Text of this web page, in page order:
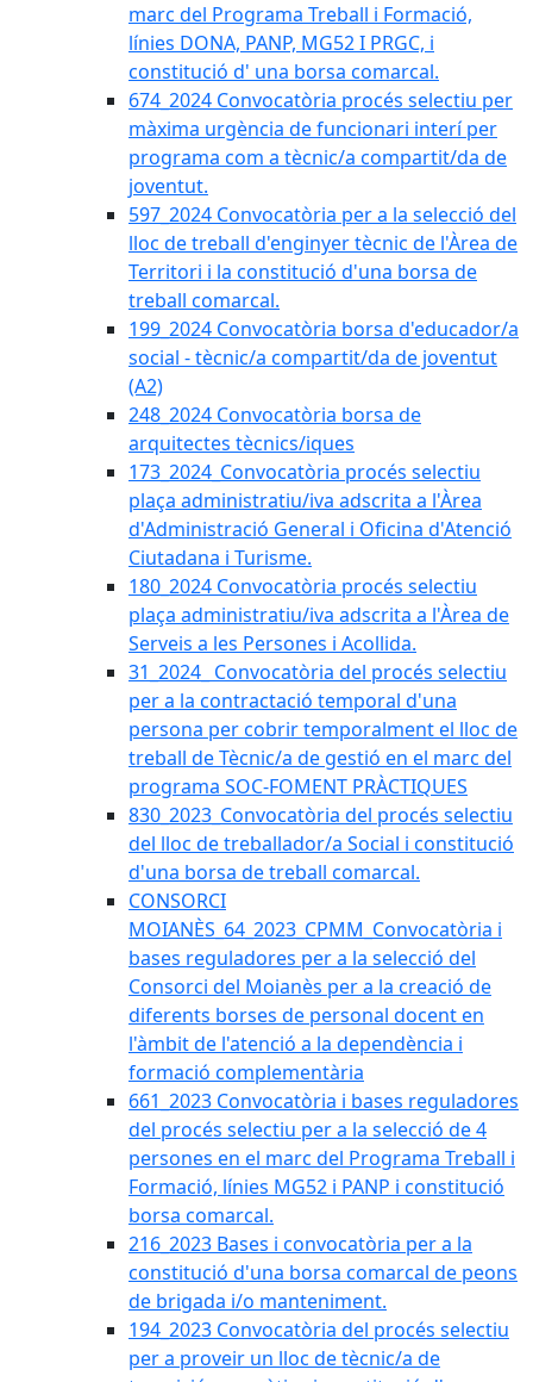
marc del Programa Treball i Formació,
línies DONA, PANP, MG52 I PRGC, i
constitució d' una borsa comarcal.
674_2024 Convocatòria procés selectiu per
màxima urgència de funcionari interí per
programa com a tècnic/a compartit/da de
joventut.
597_2024 Convocatòria per a la selecció del
lloc de treball d'enginyer tècnic de l'Àrea de
Territori i la constitució d'una borsa de
treball comarcal.
199_2024 Convocatòria borsa d'educador/a
social - tècnic/a compartit/da de joventut
(A2)
248_2024 Convocatòria borsa de
arquitectes tècnics/iques
173_2024_Convocatòria procés selectiu
plaça administratiu/iva adscrita a l'Àrea
d'Administració General i Oficina d'Atenció
Ciutadana i Turisme.
180_2024 Convocatòria procés selectiu
plaça administratiu/iva adscrita a l'Àrea de
Serveis a les Persones i Acollida.
31_2024_ Convocatòria del procés selectiu
per a la contractació temporal d'una
persona per cobrir temporalment el lloc de
treball de Tècnic/a de gestió en el marc del
programa SOC-FOMENT PRÀCTIQUES
830_2023_Convocatòria del procés selectiu
del lloc de treballador/a Social i constitució
d'una borsa de treball comarcal.
CONSORCI
MOIANÈS_64_2023_CPMM_Convocatòria i
bases reguladores per a la selecció del
Consorci del Moianès per a la creació de
diferents borses de personal docent en
l'àmbit de l'atenció a la dependència i
formació complementària
661_2023 Convocatòria i bases reguladores
del procés selectiu per a la selecció de 4
persones en el marc del Programa Treball i
Formació, línies MG52 i PANP i constitució
borsa comarcal.
216_2023 Bases i convocatòria per a la
constitució d'una borsa comarcal de peons
de brigada i/o manteniment.
194_2023 Convocatòria del procés selectiu
per a proveir un lloc de tècnic/a de